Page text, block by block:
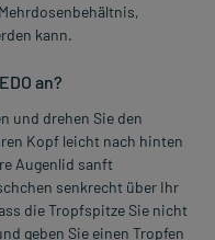
kann.
an?
und drehen Sie den
Kopf leicht nach hinten
Augenlid sanft
senkrecht über Ihr
die Tropfspitze Sie nicht
geben Sie einen Tropfen